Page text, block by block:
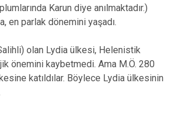
Karun diye anılmaktadır.)
en parlak dönemini yaşadı.
olan Lydia ülkesi, Helenistik
önemini kaybetmedi. Ama M.Ö. 280
katıldılar. Böylece Lydia ülkesinin